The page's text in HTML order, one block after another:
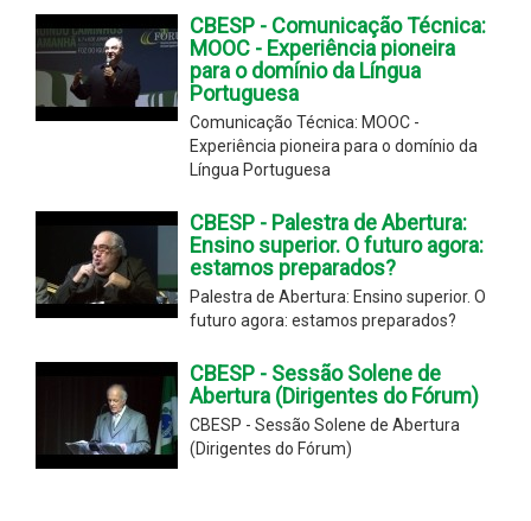
CBESP - Comunicação Técnica:
MOOC - Experiência pioneira
para o domínio da Língua
Portuguesa
Comunicação Técnica: MOOC -
Experiência pioneira para o domínio da
Língua Portuguesa
CBESP - Palestra de Abertura:
Ensino superior. O futuro agora:
estamos preparados?
Palestra de Abertura: Ensino superior. O
futuro agora: estamos preparados?
CBESP - Sessão Solene de
Abertura (Dirigentes do Fórum)
CBESP - Sessão Solene de Abertura
(Dirigentes do Fórum)